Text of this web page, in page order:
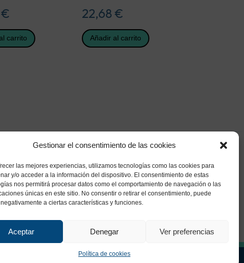
Gestionar el consentimiento de las cookies
las mejores experiencias, utilizamos tecnologías como las cookies para
y/o acceder a la información del dispositivo. El consentimiento de estas
nos permitirá procesar datos como el comportamiento de navegación o las
únicas en este sitio. No consentir o retirar el consentimiento, puede
a ciertas características y funciones.
Aceptar Denegar Ver preferencias
Política de cookies
€
carrito
22,68 €
Añadir al carrito